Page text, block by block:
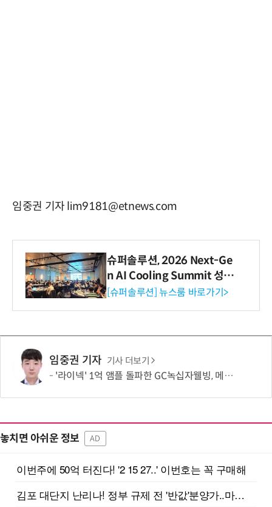
임중권 기자 lim9181@etnews.com
슈퍼솔루션, 2026 Next-Ge
n AI Cooling Summit 성황
리 성료
[슈퍼솔루션] 뉴스룸 바로가기>
임중권 기자 기사 더보기
'라이넥' 1억 앰플 돌파한 GC녹십자웰빙, 메디컬 에스테틱 확장
놓치면 아쉬운 정보 AD